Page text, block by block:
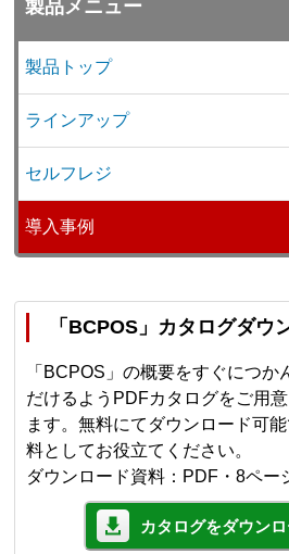
製品メニュー
製品トップ
ラインアップ
セルフレジ
導入事例
「BCPOS」カタログダウ
「BCPOS」の概要をすぐにつか
だけるようPDFカタログをご用
ます。無料にてダウンロード可
料としてお役立てください。
ダウンロード資料：PDF・8ペー
カタログをダウン